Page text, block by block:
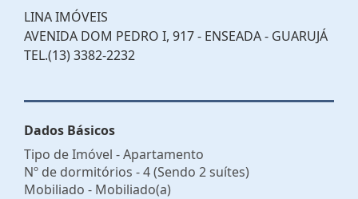
LINA IMÓVEIS
AVENIDA DOM PEDRO I, 917 - ENSEADA - GUARUJÁ
TEL.(13) 3382-2232
Dados Básicos
Tipo de Imóvel - Apartamento
Nº de dormitórios - 4 (Sendo 2 suítes)
Mobiliado - Mobiliado(a)